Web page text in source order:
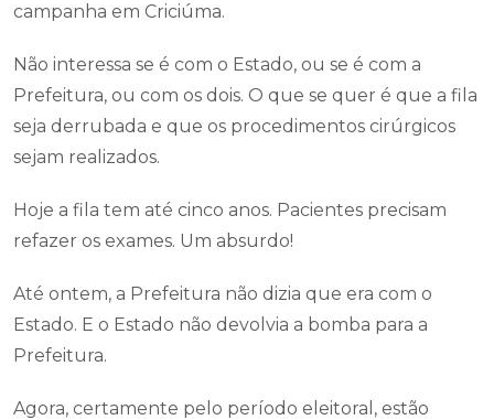
campanha em Criciúma.
Não interessa se é com o Estado, ou se é com a
Prefeitura, ou com os dois. O que se quer é que a fila
seja derrubada e que os procedimentos cirúrgicos
sejam realizados.
Hoje a fila tem até cinco anos. Pacientes precisam
refazer os exames. Um absurdo!
Até ontem, a Prefeitura não dizia que era com o
Estado. E o Estado não devolvia a bomba para a
Prefeitura.
Agora, certamente pelo período eleitoral, estão